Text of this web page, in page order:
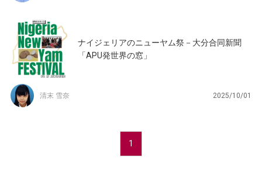
ナイジェリアのニューヤム祭－大分合同新聞
「APU発世界の窓」
清末 雪奈 2025/10/01
1